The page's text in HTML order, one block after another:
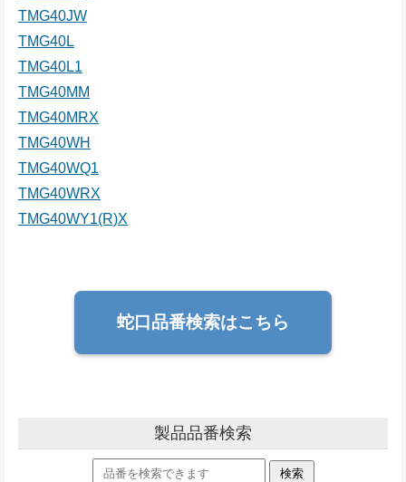
TMG40JW
TMG40L
TMG40L1
TMG40MM
TMG40MRX
TMG40WH
TMG40WQ1
TMG40WRX
TMG40WY1(R)X
蛇口品番検索はこちら
製品品番検索